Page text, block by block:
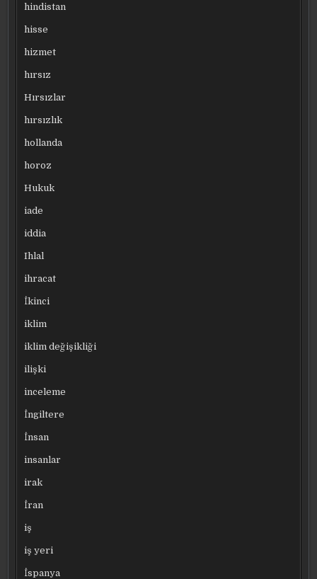
hindistan
hisse
hizmet
hırsız
Hırsızlar
hırsızlık
hollanda
horoz
Hukuk
iade
iddia
Ihlal
ihracat
İkinci
iklim
iklim değişikliği
ilişki
inceleme
İngiltere
İnsan
insanlar
irak
İran
iş
iş yeri
İspanya